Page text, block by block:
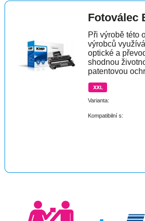
Fotoválec
Při výrobě této
výrobců
optické a
shodnou
patentovou
Varianta:
Kompatibilní s: